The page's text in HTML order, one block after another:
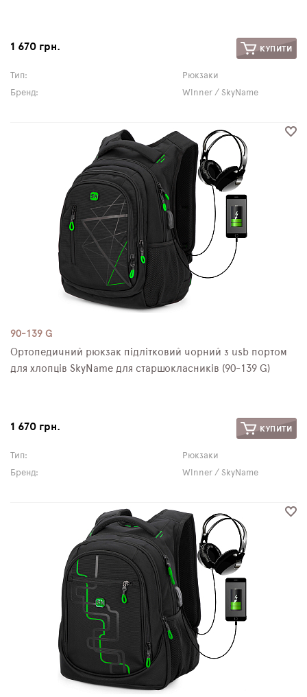
1 670 грн. КУПИТИ
Тип:
Рюкзаки
Бренд:
Winner / SkyName
90-139 G
Ортопедичний рюкзак підлітковий чорний з usb портом
для хлопців SkyName для старшокласників (90-139 G)
1 670 грн. КУПИТИ
Тип:
Рюкзаки
Бренд:
Winner / SkyName